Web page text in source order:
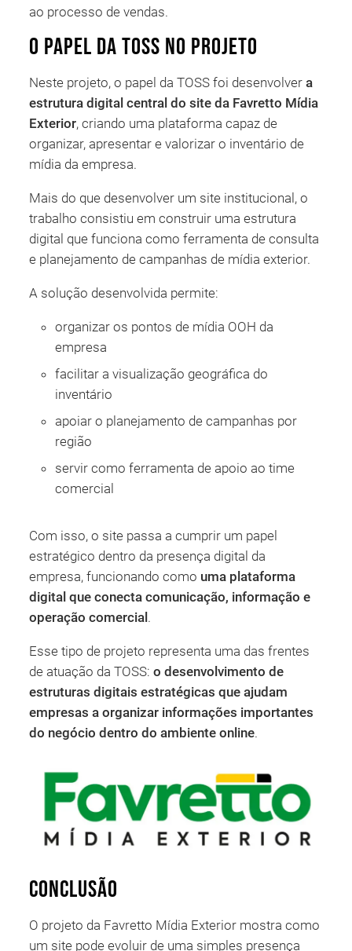
ao processo de vendas.
O papel da TOSS no projeto
Neste projeto, o papel da TOSS foi desenvolvera
estrutura digital central do site da Favretto Mídia
Exterior, criando uma plataforma capaz de
organizar, apresentar e valorizar o inventário de
mídia da empresa.
Mais do que desenvolver um site institucional, o
trabalho consistiu em construir uma estrutura
digital que funciona como ferramenta de consulta
e planejamento de campanhas de mídia exterior.
A solução desenvolvida permite:
organizar os pontos de mídia OOH da
empresa
facilitar a visualização geográfica do
inventário
apoiar o planejamento de campanhas por
região
servir como ferramenta de apoio ao time
comercial
Com isso, o site passa a cumprir um papel
estratégico dentro da presença digital da
empresa, funcionando como uma plataforma
digital que conecta comunicação, informação e
operação comercial.
Esse tipo de projeto representa uma das frentes
de atuação da TOSS:o desenvolvimento de
estruturas digitais estratégicas que ajudam
empresas a organizar informações importantes
do negócio dentro do ambiente online.
Conclusão
O projeto da Favretto Mídia Exterior mostra como
um site pode evoluir de uma simples presença